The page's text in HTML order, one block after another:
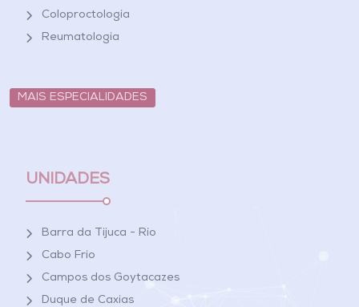
Coloproctologia
Reumatologia
MAIS ESPECIALIDADES
UNIDADES
Barra da Tijuca - Rio
Cabo Frio
Campos dos Goytacazes
Duque de Caxias